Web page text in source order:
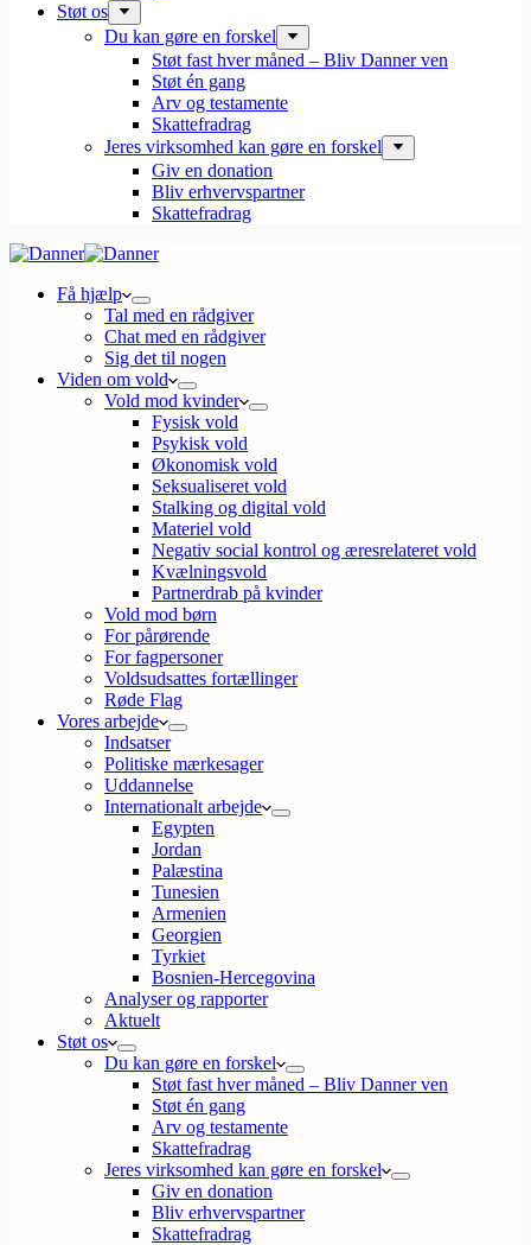
Støt os
Du kan gøre en forskel
Støt fast hver måned – Bliv Danner ven
Støt én gang
Arv og testamente
Skattefradrag
Jeres virksomhed kan gøre en forskel
Giv en donation
Bliv erhvervspartner
Skattefradrag
Få hjælp
Tal med en rådgiver
Chat med en rådgiver
Sig det til nogen
Viden om vold
Vold mod kvinder
Fysisk vold
Psykisk vold
Økonomisk vold
Seksualiseret vold
Stalking og digital vold
Materiel vold
Negativ social kontrol og æresrelateret vold
Kvælningsvold
Partnerdrab på kvinder
Vold mod børn
For pårørende
For fagpersoner
Voldsudsattes fortællinger
Røde Flag
Vores arbejde
Indsatser
Politiske mærkesager
Uddannelse
Internationalt arbejde
Egypten
Jordan
Palæstina
Tunesien
Armenien
Georgien
Tyrkiet
Bosnien-Hercegovina
Analyser og rapporter
Aktuelt
Støt os
Du kan gøre en forskel
Støt fast hver måned – Bliv Danner ven
Støt én gang
Arv og testamente
Skattefradrag
Jeres virksomhed kan gøre en forskel
Giv en donation
Bliv erhvervspartner
Skattefradrag